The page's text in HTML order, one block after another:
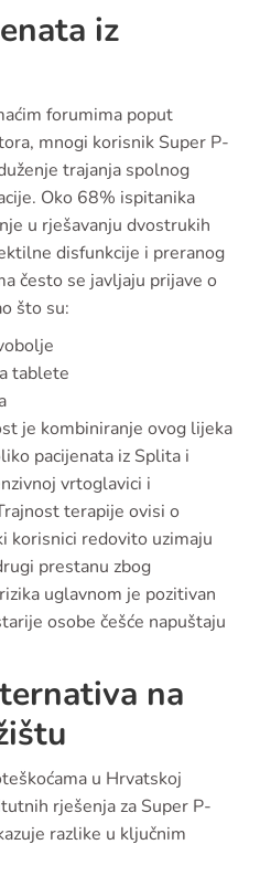
iz
forumima poput
mnogi korisnik Super P-
trajanja spolnog
Oko 68% ispitanika
u rješavanju dvostrukih
disfunkcije i preranog
često se javljaju prijave o
što su:
tablete
je kombiniranje ovog lijeka
pacijenata iz Splita i
vrtoglavici i
terapije ovisi o
korisnici redovito uzimaju
prestanu zbog
uglavnom je pozitivan
osobe češće napuštaju
na
u Hrvatskoj
rješenja za Super P-
razlike u ključnim